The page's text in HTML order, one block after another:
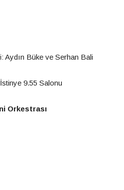
Aydın Büke ve Serhan Bali
9.55 Salonu
Orkestrası